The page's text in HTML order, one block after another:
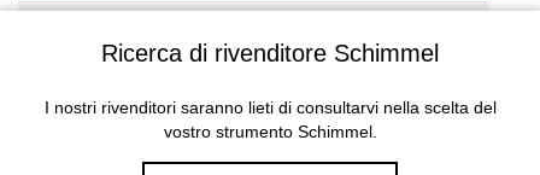
Alternative:
Ricerca di rivenditore Schimmel
I nostri rivenditori saranno lieti di consultarvi nella scelta del
vostro strumento Schimmel.